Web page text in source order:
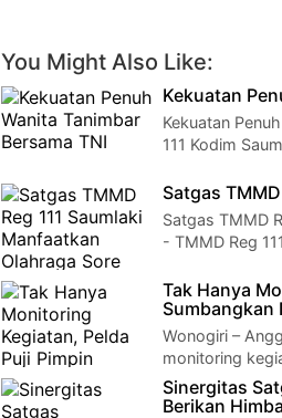
You Might Also Like:
Kekuatan
Kekuatan
111 Kodim
Satgas
Satgas TMMD
- TMMD Reg
Tak Hanya
Sumbangkan
Wonogiri –
monitoring
Sinergitas
Berikan